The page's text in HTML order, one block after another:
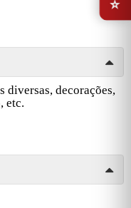
diversas, decorações,
etc.